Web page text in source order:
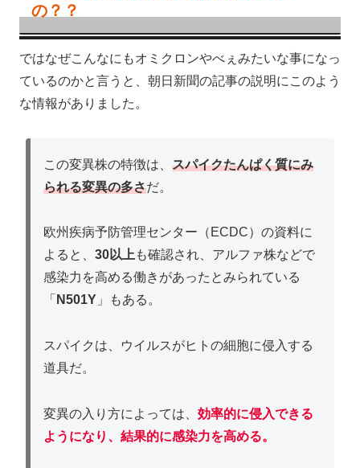
の？？
ではなぜこんなにもオミクロンやべぇみたいな事になっ
ているのかと言うと、朝日新聞の記事の説明にこのよう
な情報がありました。
この変異株の特徴は、 スパイクたんぱく質にみ
られる変異の多さだ。
欧州疾病予防管理センター（ECDC）の資料に
よると、 30以上も確認され、アルファ株などで
感染力を高める働きがあったとみられている
「 N501Y 」もある。
スパイクは、ウイルスがヒトの細胞に侵入する
道具だ。
変異の入り方によっては、 効率的に侵入できる
ようになり、結果的に感染力を高める。